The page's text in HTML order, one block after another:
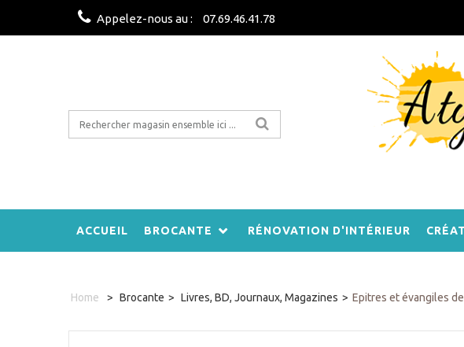
Appelez-nous au : 07.69.46.41.78
ACCUEIL BROCANTE RÉNOVATION D'INTÉRIEUR
Home > Brocante > Livres, BD, Journaux, Magazines > Epitres et évangiles